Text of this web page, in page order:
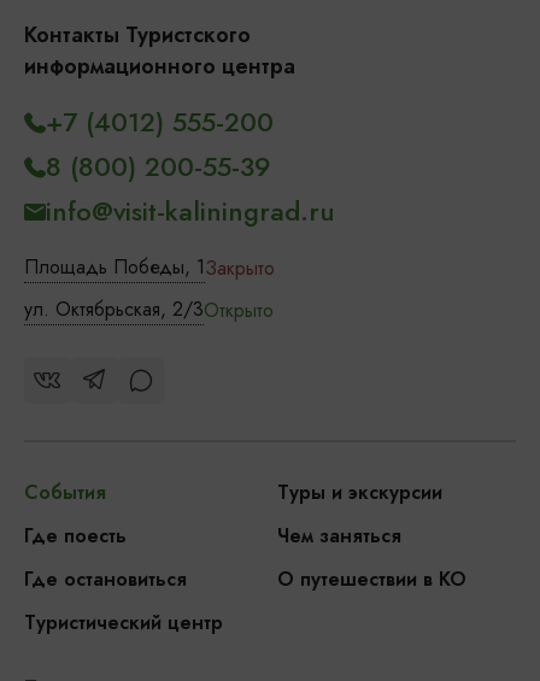
Контакты Туристского
информационного центра
Площадь Победы, 1Закрыто
ул. Октябрьская, 2/3Открыто
+7 (4012) 555-200
8 (800) 200-55-39
info@visit-kaliningrad.ru
События
Туры и экскурсии
Где поесть
Чем заняться
Где остановиться
О путешествии в КО
Туристический центр